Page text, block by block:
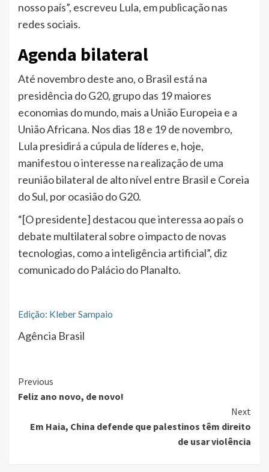
nosso país”, escreveu Lula, em publicação nas
redes sociais.
Agenda bilateral
Até novembro deste ano, o Brasil está na
presidência do G20, grupo das 19 maiores
economias do mundo, mais a União Europeia e a
União Africana. Nos dias 18 e 19 de novembro,
Lula presidirá a cúpula de líderes e, hoje,
manifestou o interesse na realização de uma
reunião bilateral de alto nível entre Brasil e Coreia
do Sul, por ocasião do G20.
“[O presidente] destacou que interessa ao país o
debate multilateral sobre o impacto de novas
tecnologias, como a inteligência artificial”, diz
comunicado do Palácio do Planalto.
Edição: Kleber Sampaio
Agência Brasil
Continue
Reading
Previous
Feliz ano novo, de novo!
Next
Em Haia, China defende que palestinos têm direito
de usar violência